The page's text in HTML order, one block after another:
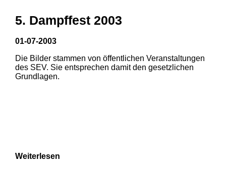
5. Dampffest 2003
01-07-2003
Die Bilder stammen von öffentlichen Veranstaltungen
des SEV. Sie entsprechen damit den gesetzlichen
Grundlagen.
Weiterlesen